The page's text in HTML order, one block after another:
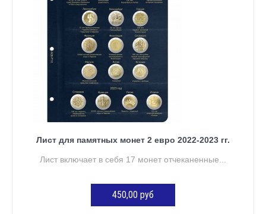
Лист для памятных монет 2 евро 2022-2023 гг.
Лист включает в себя 17 монет отчеканенные...
450,00 руб